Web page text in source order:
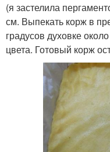
(я застелила
см. Выпекать корж в
градусов духовке
цвета. Готовый корж